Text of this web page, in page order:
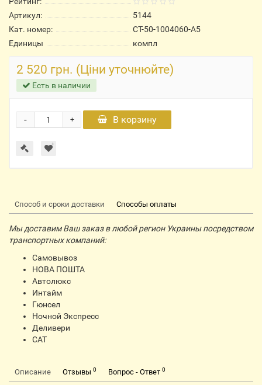
Артикул:
5144
Кат. номер:
СТ-50-1004060-А5
Единицы
компл
2 520 грн. (Ціни уточнюйте)
Есть в наличии
+
- В корзину
Способ и сроки доставки Способы оплаты
Мы доставим Ваш заказ в любой регион Украины посредством
транспортных компаний:
Самовывоз
НОВА ПОШТА
Автолюкс
Интайм
Гюнсел
Ночной Экспресс
Деливери
CАТ
Описание Отзывы 0 Вопрос - Ответ 0